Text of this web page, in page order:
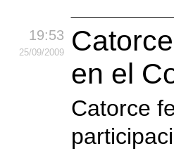
19:53
25/09/2009
en el
Catorce